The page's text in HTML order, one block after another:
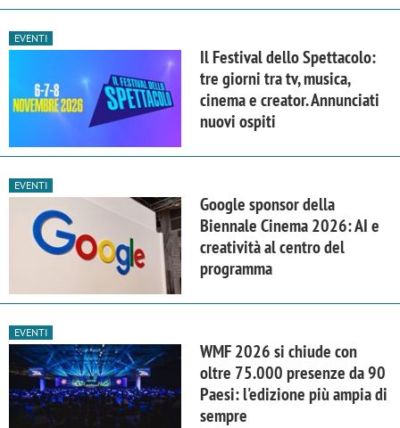
EVENTI
Il Festival dello Spettacolo:
tre giorni tra tv, musica,
cinema e creator. Annunciati
nuovi ospiti
EVENTI
Google sponsor della
Biennale Cinema 2026: AI e
creatività al centro del
programma
EVENTI
WMF 2026 si chiude con
oltre 75.000 presenze da 90
Paesi: l'edizione più ampia di
sempre